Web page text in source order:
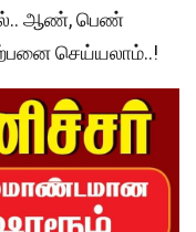
ஆண், பெண்
செய்யலாம்..!